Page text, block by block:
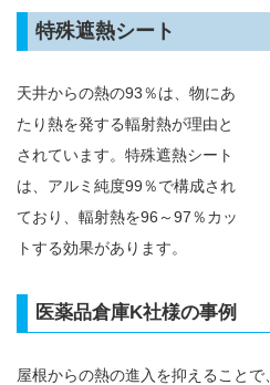
特殊遮熱シート
天井からの熱の93％は、物にあ
たり熱を発する輻射熱が理由と
されています。特殊遮熱シート
は、アルミ純度99％で構成され
ており、輻射熱を96～97％カッ
トする効果があります。
医薬品倉庫K社様の事例
屋根からの熱の進入を抑えること